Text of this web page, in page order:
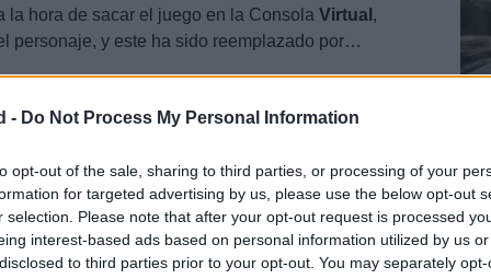
- Do Not Process My Personal Information
opt-out of the sale, sharing to third parties, or processing of your
for targeted advertising by us, please use the below opt-out
selection. Please note that after your opt-out request is processed
interest-based ads based on personal information utilized by us
to third parties prior to your opt-out. You may separately
la hora de sacar el juego en la Consola Virtual ,
personaje, y este ha sido reemplazado por…
de monstruo con aterrador aspecto de